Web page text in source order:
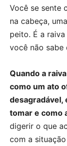
Você se sente
na cabeça,
peito. É a
você não sabe
Quando a
como um ato
desagradável,
tomar e como
digerir o que
com a